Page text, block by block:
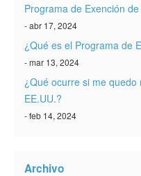
Programa de Exención
- abr 17, 2024
¿Qué es el Programa de
- mar 13, 2024
¿Qué ocurre si me
EE.UU.?
- feb 14, 2024
Archivo